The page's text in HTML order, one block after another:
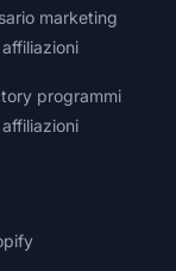
marketing
affiliazioni
programmi
affiliazioni